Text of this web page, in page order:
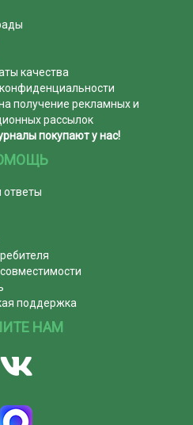
качества
получение рекламных и
рассылок
покупают у нас!
ответы
поддержка
НАМ